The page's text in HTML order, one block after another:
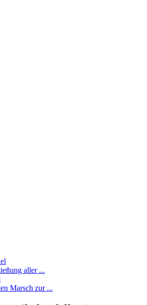
aller ...
Marsch zur ...